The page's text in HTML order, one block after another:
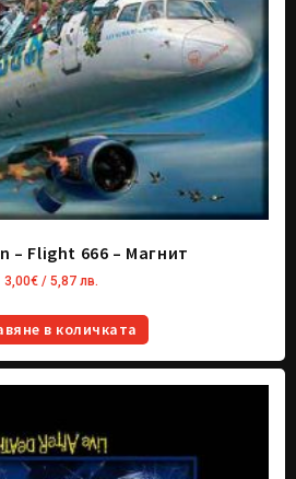
– Flight 666 – Магнит
3,00€ / 5,87 лв.
в количката